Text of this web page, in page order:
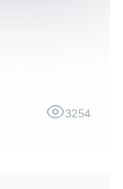
3254